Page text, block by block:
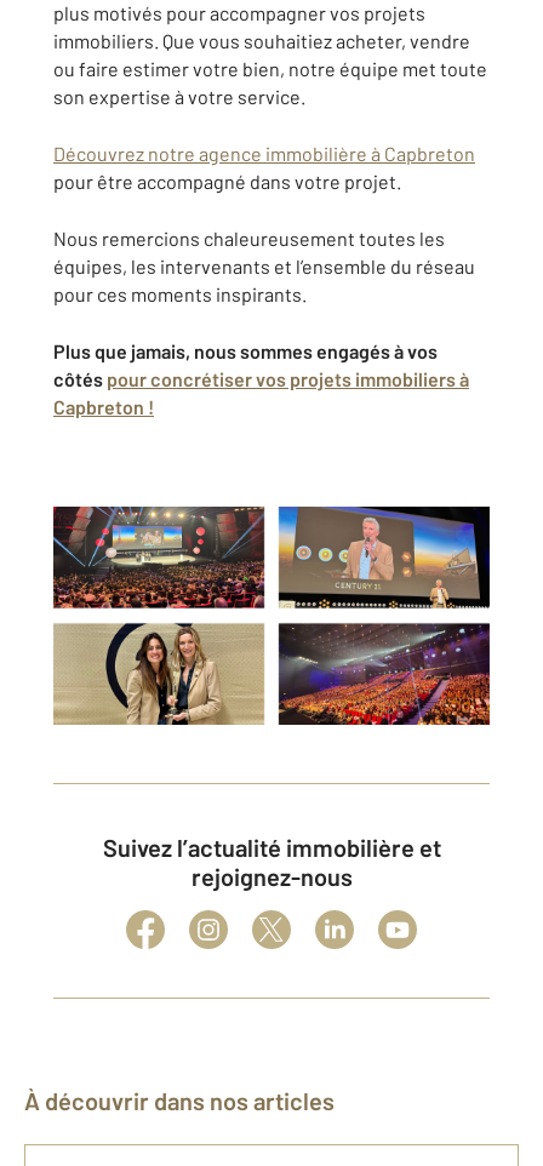
plus motivés pour accompagner vos projets
immobiliers. Que vous souhaitiez acheter, vendre
ou faire estimer votre bien, notre équipe met toute
son expertise à votre service.
Découvrez notre agence immobilière à Capbreton
pour être accompagné dans votre projet.
Nous remercions chaleureusement toutes les
équipes, les intervenants et l’ensemble du réseau
pour ces moments inspirants.
Plus que jamais, nous sommes engagés à vos
côtés pour concrétiser vos projets immobiliers à
Capbreton !
Suivez l’actualité immobilière et
rejoignez-nous
À découvrir dans nos articles